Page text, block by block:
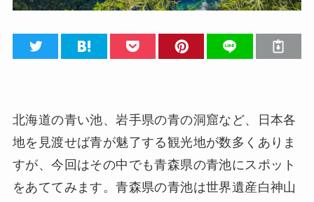
北海道の青い池、岩手県の青の洞窟など、日本各
地を見渡せば青が魅了する観光地が数多くありま
すが、今回はその中でも青森県の青池にスポット
をあててみます。青森県の青池は世界遺産白神山